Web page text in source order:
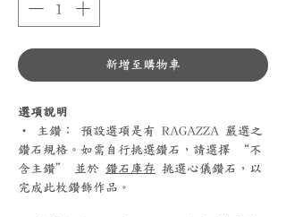
新增至購物車
選項說明
‧ 主鑽： 預設選項是有 RAGAZZA 嚴選之
鑽石規格。如需自行挑選鑽石，請選擇 “不
含主鑽” 並於 鑽石庫存 挑選心儀鑽石，以
完成此枚鑽飾作品。